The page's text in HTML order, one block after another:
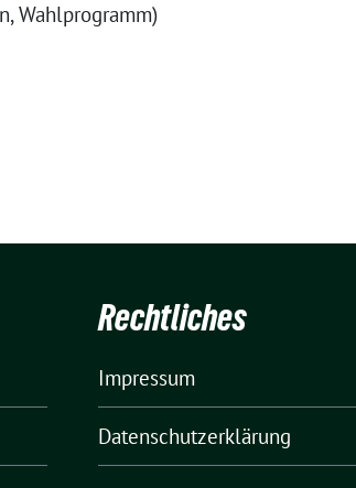
Wahlprogramm)
Rechtliches
Impressum
Datenschutzerklärung